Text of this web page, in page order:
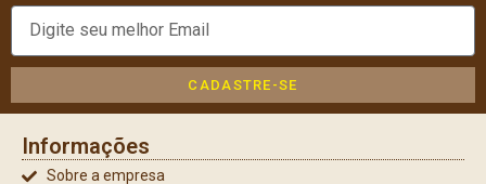
CADASTRE-SE
Informações
Sobre a empresa